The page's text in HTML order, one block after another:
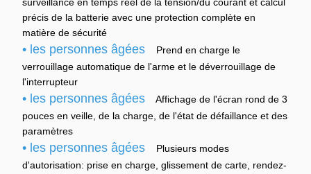
précis de la batterie avec une protection complète en
matière de sécurité
• les personnes âgées
Prend en charge le
verrouillage automatique de l'arme et le déverrouillage de
l'interrupteur
• les personnes âgées
Affichage de l'écran rond de 3
pouces en veille, de la charge, de l'état de défaillance et des
paramètres
• les personnes âgées
Plusieurs modes
d'autorisation: prise en charge, glissement de carte, rendez-